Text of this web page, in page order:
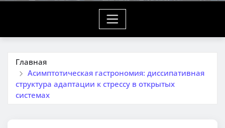
Главная
Асимптотическая гастрономия: диссипативная
структура адаптации к стрессу в открытых
системах